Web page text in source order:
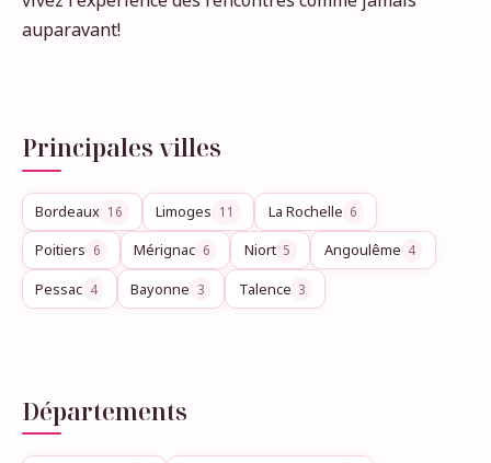
auparavant!
Principales villes
Bordeaux 16 Limoges 11 La Rochelle 6
Poitiers 6 Mérignac 6 Niort 5 Angoulême 4
Pessac 4 Bayonne 3 Talence 3
Départements